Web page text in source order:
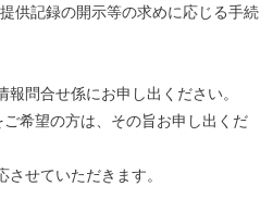
供記録の開示等の求めに応じる手続
問合せ係にお申し出ください。
希望の方は、その旨お申し出くだ
せていただきます。